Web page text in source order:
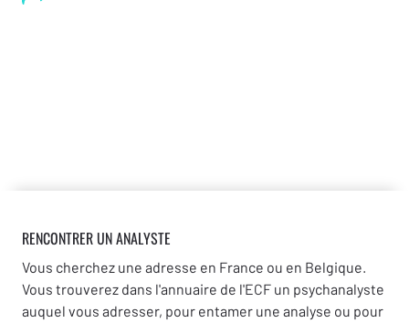
RENCONTRER UN ANALYSTE
Vous cherchez une adresse en France ou en Belgique.
Vous trouverez dans l'annuaire de l'ECF un psychanalyste
auquel vous adresser, pour entamer une analyse ou pour